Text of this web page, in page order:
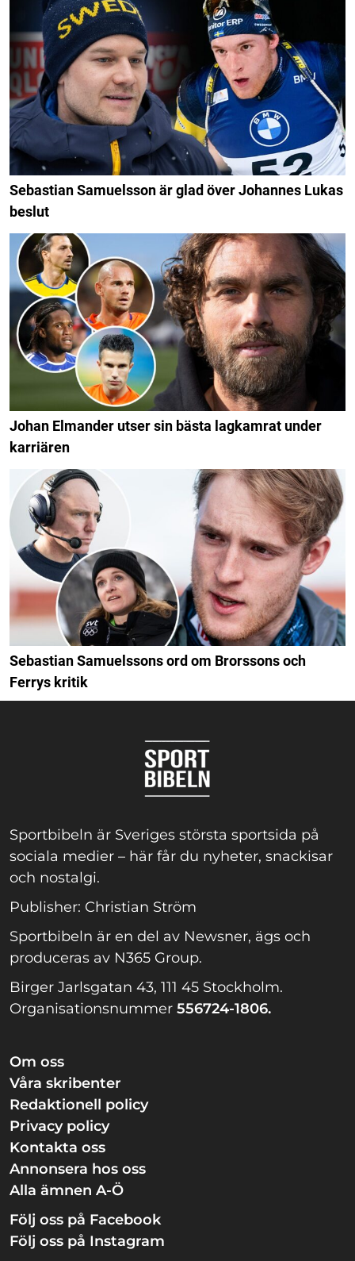
Sebastian Samuelsson är glad över Johannes Lukas
beslut
Johan Elmander utser sin bästa lagkamrat under
karriären
Sebastian Samuelssons ord om Brorssons och
Ferrys kritik
Sportbibeln är Sveriges största sportsida på
sociala medier – här får du nyheter, snackisar
och nostalgi.
Publisher: Christian Ström
Sportbibeln är en del av Newsner, ägs och
produceras av N365 Group.
Birger Jarlsgatan 43, 111 45 Stockholm.
Organisationsnummer 556724-1806.
Om oss
Våra skribenter
Redaktionell policy
Privacy policy
Kontakta oss
Annonsera hos oss
Alla ämnen A-Ö
Följ oss på Facebook
Följ oss på Instagram